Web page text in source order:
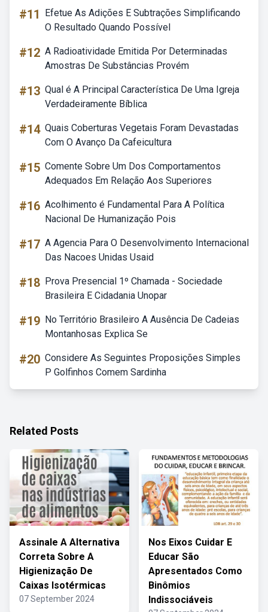
#11
Efetue As Adições E Subtrações Simplificando
O Resultado Quando Possível
#12 A Radioatividade Emitida Por Determinadas
Amostras De Substâncias Provém
#13 Qual é A Principal Característica De Uma Igreja
Verdadeiramente Bíblica
#14 Quais Coberturas Vegetais Foram Devastadas
Com O Avanço Da Cafeicultura
#15 Comente Sobre Um Dos Comportamentos
Adequados Em Relação Aos Superiores
#16 Acolhimento é Fundamental Para A Política
Nacional De Humanização Pois
#17 A Agencia Para O Desenvolvimento Internacional
Das Nacoes Unidas Usaid
#18 Prova Presencial 1º Chamada - Sociedade
Brasileira E Cidadania Unopar
#19 No Território Brasileiro A Ausência De Cadeias
Montanhosas Explica Se
#20 Considere As Seguintes Proposições Simples
P Golfinhos Comem Sardinha
Related Posts
Assinale A Alternativa
Correta Sobre A
Higienização De
Caixas Isotérmicas
07 September 2024
Nos Eixos Cuidar E
Educar São
Apresentados Como
Binômios
Indissociáveis